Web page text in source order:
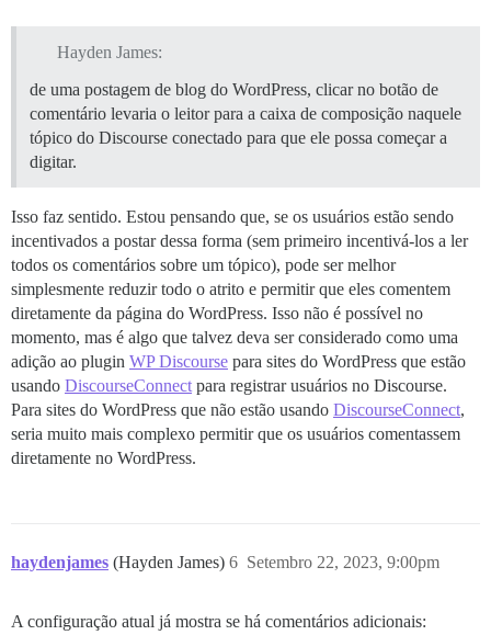
Hayden James:
de uma postagem de blog do WordPress, clicar no botão de
comentário levaria o leitor para a caixa de composição naquele
tópico do Discourse conectado para que ele possa começar a
digitar.
Isso faz sentido. Estou pensando que, se os usuários estão sendo
incentivados a postar dessa forma (sem primeiro incentivá-los a ler
todos os comentários sobre um tópico), pode ser melhor
simplesmente reduzir todo o atrito e permitir que eles comentem
diretamente da página do WordPress. Isso não é possível no
momento, mas é algo que talvez deva ser considerado como uma
adição ao plugin WP Discourse para sites do WordPress que estão
usando DiscourseConnect para registrar usuários no Discourse.
Para sites do WordPress que não estão usando DiscourseConnect,
seria muito mais complexo permitir que os usuários comentassem
diretamente no WordPress.
haydenjames (Hayden James) Setembro 22, 2023, 9:00pm
6
A configuração atual já mostra se há comentários adicionais: